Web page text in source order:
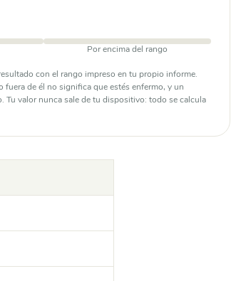
Por encima del rango
con el rango impreso en tu propio informe.
de él no significa que estés enfermo, y un
Tu valor nunca sale de tu dispositivo: todo se calcula